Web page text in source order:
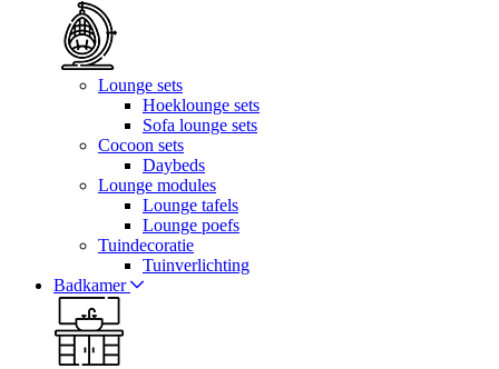
Lounge sets
Hoeklounge sets
Sofa lounge sets
Cocoon sets
Daybeds
Lounge modules
Lounge tafels
Lounge poefs
Tuindecoratie
Tuinverlichting
Badkamer